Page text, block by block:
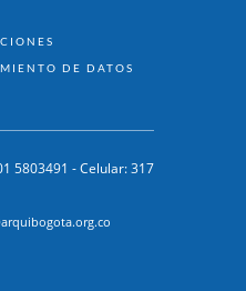
DE DATOS
5803491 - Celular: 317